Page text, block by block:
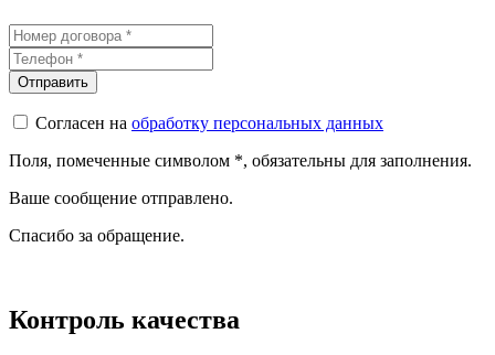
Согласен на обработку персональных данных
Поля, помеченные символом *, обязательны для заполнения.
Ваше сообщение отправлено.
Спасибо за обращение.
Контроль качества